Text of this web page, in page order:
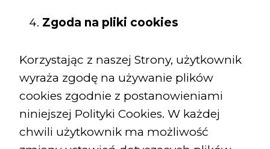
Zgoda na pliki cookies
Korzystając z naszej Strony, użytkownik
wyraża zgodę na używanie plików
cookies zgodnie z postanowieniami
niniejszej Polityki Cookies. W każdej
chwili użytkownik ma możliwość